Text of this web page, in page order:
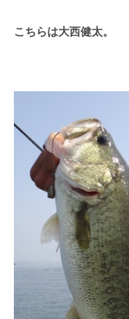
こちらは大西健太。